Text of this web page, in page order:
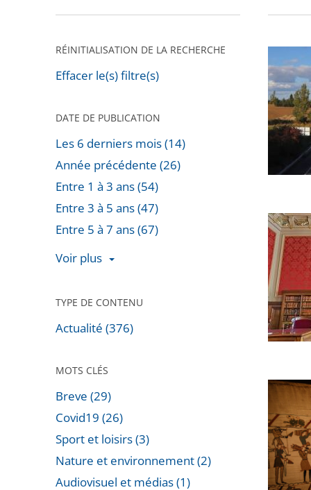
pour
après
RÉINITIALISATION DE LA RECHERCHE
Effacer le(s) filtre(s)
DATE DE PUBLICATION
Les 6 derniers mois (14)
Année précédente (26)
Entre 1 à 3 ans (54)
Entre 3 à 5 ans (47)
Entre 5 à 7 ans (67)
Voir plus
TYPE DE CONTENU
Actualité (376)
MOTS CLÉS
Breve (29)
Covid19 (26)
Sport et loisirs (3)
Nature et environnement (2)
Audiovisuel et médias (1)
«
A69
:
Conseil
l’arrêt
de
la
CAA
de
reprise
du
projet
Covid-
19
:
retour
en
chiffres
un
an
de
recours
devant
le
Prêt
de
la
de
Bayeux